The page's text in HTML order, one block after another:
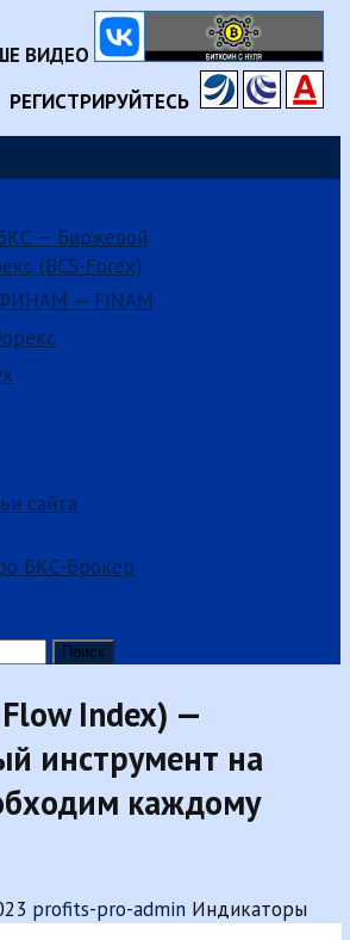
ВИДЕО
РЕГИСТРИРУЙТЕСЬ
— Биржевой
(BCS-Forex)
— FINAM
сайта
БКС-Брокер
Index) —
инструмент на
каждому
profits-pro-admin Индикаторы